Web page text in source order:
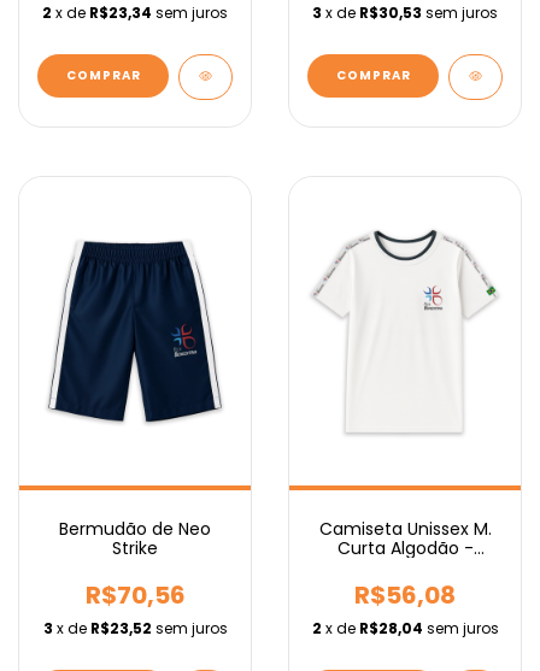
2 x de R$23,34 sem juros
COMPRAR
3 x de R$30,53 sem juros
COMPRAR
Bermudão de Neo
Strike
R$70,56
3 x de R$23,52 sem juros
Camiseta Unissex M.
Curta Algodão -
R$56,08
2 x de R$28,04 sem juros